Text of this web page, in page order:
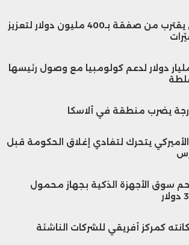
الجيش الأميركي يقترب من صفقة بـ400 مليون دولار لتعزيز
دولار لدعم كولومبيا مع وصول رئيسها
يتحرك لتفادي إغلاق الحكومة قبل
سوق الأجهزة الذكية بجهاز محمول
كمركز أفريقي للشركات الناشئة